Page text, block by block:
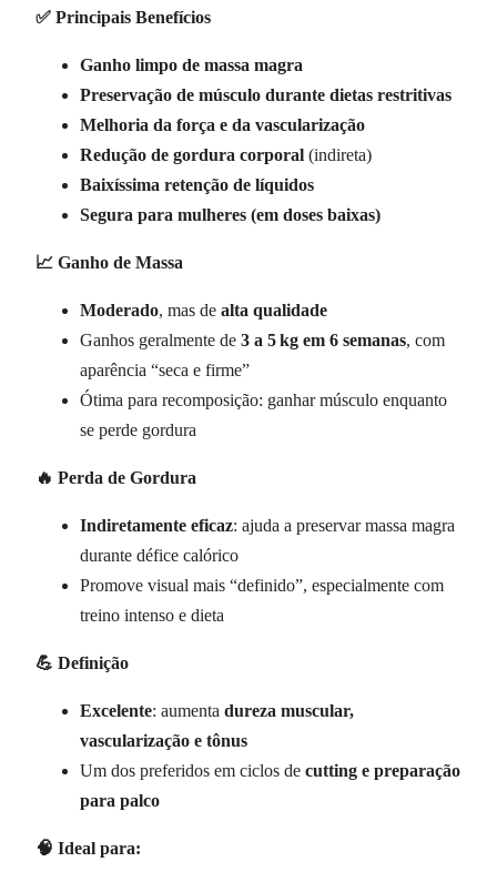
✅ Principais Benefícios
Ganho limpo de massa magra
Preservação de músculo durante dietas restritivas
Melhoria da força e da vascularização
Redução de gordura corporal (indireta)
Baixíssima retenção de líquidos
Segura para mulheres (em doses baixas)
📈 Ganho de Massa
Moderado, mas de alta qualidade
Ganhos geralmente de 3 a 5kg em 6 semanas, com
aparência “seca e firme”
Ótima para recomposição: ganhar músculo enquanto
se perde gordura
🔥 Perda de Gordura
Indiretamente eficaz: ajuda a preservar massa magra
durante défice calórico
Promove visual mais “definido”, especialmente com
treino intenso e dieta
💪 Definição
Excelente: aumenta dureza muscular,
vascularização e tônus
Um dos preferidos em ciclos de cutting e preparação
para palco
🧠 Ideal para: